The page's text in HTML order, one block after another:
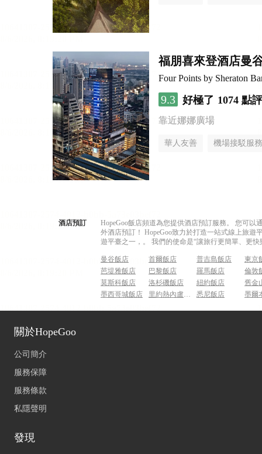
福朋喜來登酒店曼
Four Points by Sheraton
9.3 好極了 1074 點評
靠近娜娜廣場
華人友善 機場接駁服務
酒店預訂
HopeGoo飯店頻道為您提供酒店預訂服務。 您可
外酒店預訂！ HopeGoo致力於打造一站式線上旅
遊平臺之一，。 我們的使命是“讓旅行更簡單、更
曼谷飯店 首爾飯店 普吉島飯店
東京
芭堤雅飯店
巴黎飯店 羅馬飯店
倫敦
莫斯科飯店
洛杉磯飯店 紐約飯店
舊金
墨西哥城飯店
里約熱內盧飯店 悉尼飯店 墨爾
關於HopeGoo
公司簡介
服務保障
服務條款
私隱聲明
發現